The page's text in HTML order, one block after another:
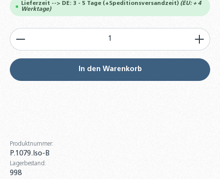
Lieferzeit --> DE: 3 - 5 Tage (+Speditionsversandzeit) (EU: + 4
Werktage)
Produkt Anzahl: Gib den gewünschten Wert ein
In den Warenkorb
Produktnummer:
P.1079.Iso-B
Lagerbestand:
998